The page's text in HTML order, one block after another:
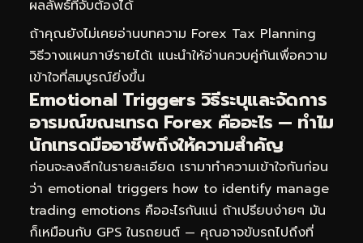
ผลลัพธ์ที่จับต้องได้
ถ้าคุณยังไม่เคยอ่านบทความ Forex Tax Planning
วิธีวางแผนภาษีรายได้เ แนะนำให้อ่านควบคู่กันเพื่อความ
เข้าใจที่สมบูรณ์ยิ่งขึ้น
Emotional Triggers วิธีระบุและจัดการ
อารมณ์ขณะเทรด Forex คืออะไร — ทำไม
นักเทรดมืออาชีพถึงให้ความสำคัญ
ก่อนจะลงลึกในรายละเอียด เรามาทำความเข้าใจกันก่อน
ว่า emotional triggers how to identify manage
trading emotions คืออะไรกันแน่ ถ้าเปรียบง่ายๆ มัน
ก็เหมือนกับ GPS ในรถยนต์ — คุณอาจขับรถไปถึงที่